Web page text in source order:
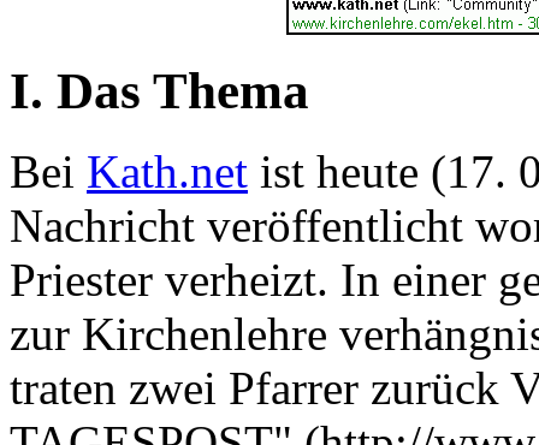
I. Das Thema
Bei Kath.net ist heute (17.
Nachricht veröffentlicht
Priester verheizt. In einer
zur Kirchenlehre
traten zwei Pfarrer zurück